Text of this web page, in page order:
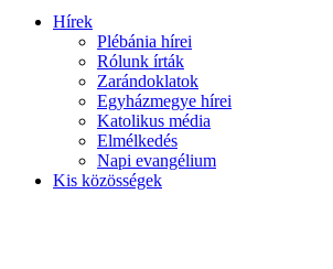
Hírek
Plébánia hírei
Rólunk írták
Zarándoklatok
Egyházmegye hírei
Katolikus média
Elmélkedés
Napi evangélium
Kis közösségek